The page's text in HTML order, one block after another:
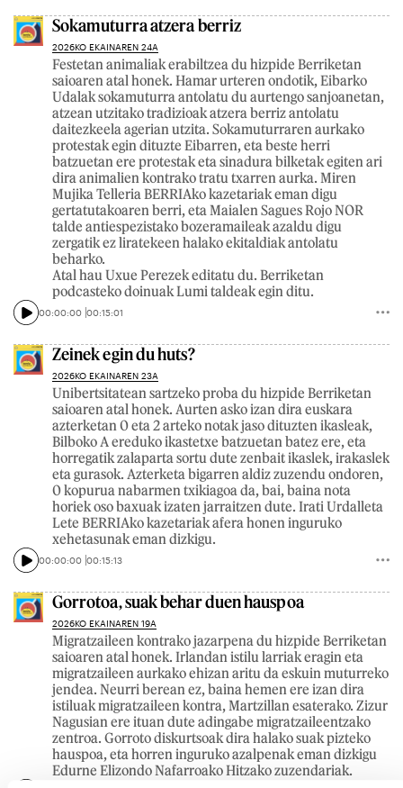
Sokamuturra atzera berriz
2026KO EKAINAREN 24A
Festetan animaliak erabiltzea du hizpide Berriketan
saioaren atal honek. Hamar urteren ondotik, Eibarko
Udalak sokamuturra antolatu du aurtengo sanjoanetan,
atzean utzitako tradizioak atzera berriz antolatu
daitezkeela agerian utzita. Sokamuturraren aurkako
protestak egin dituzte Eibarren, eta beste herri
batzuetan ere protestak eta sinadura bilketak egiten ari
dira animalien kontrako tratu txarren aurka. Miren
Mujika Telleria BERRIAko kazetariak eman digu
gertatutakoaren berri, eta Maialen Sagues Rojo NOR
talde antiespezistako bozeramaileak azaldu digu
zergatik ez liratekeen halako ekitaldiak antolatu
beharko.
Atal hau Uxue Perezek editatu du. Berriketan
podcasteko doinuak Lumi taldeak egin ditu.
00:00:00 00:15:01
Zeinek egin du huts?
2026KO EKAINAREN 23A
Unibertsitatean sartzeko proba du hizpide Berriketan
saioaren atal honek. Aurten asko izan dira euskara
azterketan 0 eta 2 arteko notak jaso dituzten ikasleak,
Bilboko A ereduko ikastetxe batzuetan batez ere, eta
horregatik zalaparta sortu dute zenbait ikaslek, irakaslek
eta gurasok. Azterketa bigarren aldiz zuzendu ondoren,
0 kopurua nabarmen txikiagoa da, bai, baina nota
horiek oso baxuak izaten jarraitzen dute. Irati Urdalleta
Lete BERRIAko kazetariak afera honen inguruko
xehetasunak eman dizkigu.
00:00:00 00:15:13
Gorrotoa, suak behar duen hauspoa
2026KO EKAINAREN 19A
Migratzaileen kontrako jazarpena du hizpide Berriketan
saioaren atal honek. Irlandan istilu larriak eragin eta
migratzaileen aurkako ehizan aritu da eskuin muturreko
jendea. Neurri berean ez, baina hemen ere izan dira
istiluak migratzaileen kontra, Martzillan esaterako. Zizur
Nagusian ere ituan dute adingabe migratzaileentzako
zentroa. Gorroto diskurtsoak dira halako suak pizteko
hauspoa, eta horren inguruko azalpenak eman dizkigu
Edurne Elizondo Nafarroako Hitzako zuzendariak.